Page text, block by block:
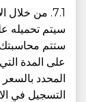
7.1. من
سيتم تحميله
ستتم
على المدة
المحدد
التسجيل في